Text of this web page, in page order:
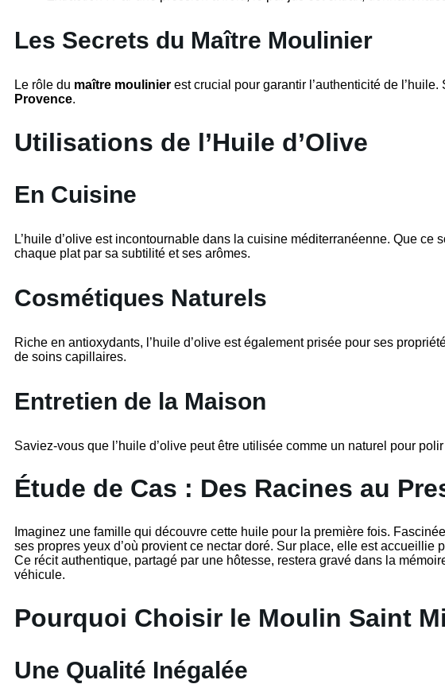
Les Secrets du Maître Moulinier
Le rôle du maître moulinier est crucial pour garantir l’authenticité de
Provence.
Utilisations de l’Huile d’Olive
En Cuisine
L’huile d’olive est incontournable dans la cuisine méditerranéenne. Que
chaque plat par sa subtilité et ses arômes.
Cosmétiques Naturels
Riche en antioxydants, l’huile d’olive est également prisée pour ses
de soins capillaires.
Entretien de la Maison
Saviez-vous que l’huile d’olive peut être utilisée comme un naturel pour
Étude de Cas : Des Racines au
Imaginez une famille qui découvre cette huile pour la première fois.
ses propres yeux d’où provient ce nectar doré. Sur place, elle est
Ce récit authentique, partagé par une hôtesse, restera gravé dans la
véhicule.
Pourquoi Choisir le Moulin Saint
Une Qualité Inégalée